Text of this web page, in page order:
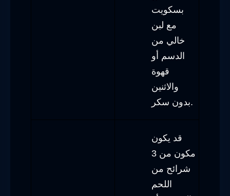
بسكويت
مع لبن
خالي من
الدسم أو
قهوة
والاثنين
بدون سكر.
قد يكون
مكون من 3
شرائح من
اللحم